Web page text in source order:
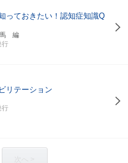
ておきたい！認知症知識Q
馬 編
行
リテーション
行